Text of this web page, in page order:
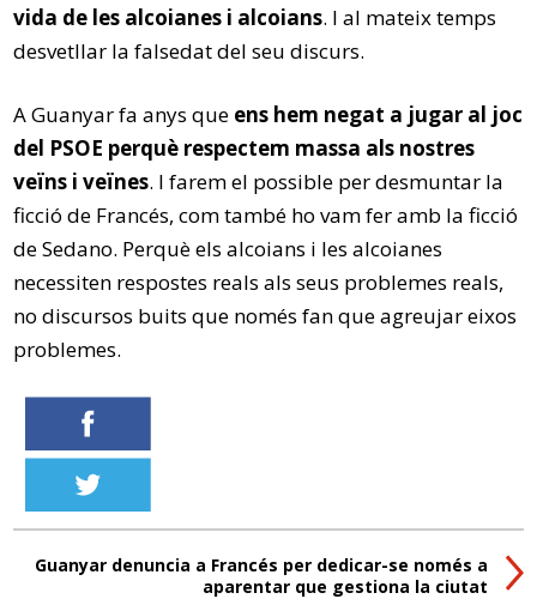
vida de les alcoianes i alcoians. I al mateix temps
desvetllar la falsedat del seu discurs.
A Guanyar fa anys que ens hem negat a jugar al joc
del PSOE perquè respectem massa als nostres
veïns i veïnes. I farem el possible per desmuntar la
ficció de Francés, com també ho vam fer amb la ficció
de Sedano. Perquè els alcoians i les alcoianes
necessiten respostes reals als seus problemes reals,
no discursos buits que només fan que agreujar eixos
problemes.
Guanyar denuncia a Francés per dedicar-se només a
aparentar que gestiona la ciutat